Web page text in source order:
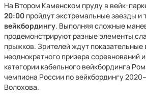
На Втором Каменском пруду в вейк-
20:00 пройдут экстремальные заезды
вейкбордингу. Выполняя сложные
продемонстрируют разные элементы
прыжков. Зрителей ждут показательные
неоднократного призера соревнований
категории кабельного вейкбординга
чемпиона России по вейкбордингу
Волохова.